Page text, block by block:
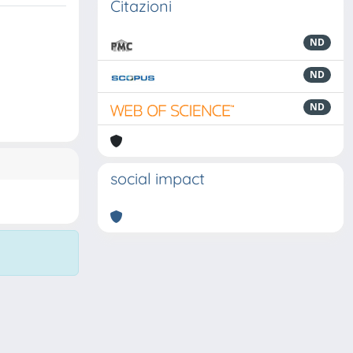
Citazioni
ND
ND
ND
social impact